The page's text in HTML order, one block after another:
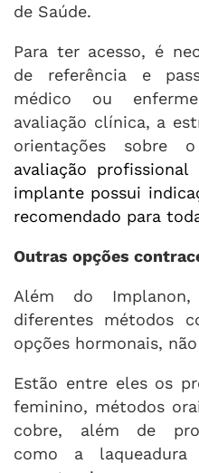
de Saúde.
Para ter acesso, é
de referência e
médico ou
avaliação clínica, a
orientações
avaliação
implante possui
recomendado para
Outras opções
Além do
diferentes métodos
opções hormonais,
Estão entre eles os
feminino, métodos
cobre, além de
como a